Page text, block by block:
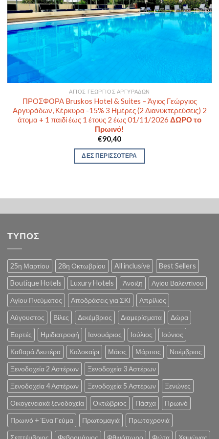
ΆΓΙΟΣ ΓΕΏΡΓΙΟΣ ΑΡΓΥΡΆΔΩΝ
ΠΡΟΣΦΟΡΑ Bruskos Hotel & Suites – Άγιος Γεώργιος
Αργυράδων, Κέρκυρα -15% 3 Ημέρες (2 Διανυκτερεύσεις) 2
άτομα + 1 παιδί έως 1 έτους 2 έως 01/11/2026 ΔΩΡΟ το
Πρωινό!
€90,40
ΔΕΣ ΠΕΡΙΣΣΟΤΕΡΑ
ΤΥΠΟΣ
25η Μαρτίου 28η Οκτωβρίου All inclusive Best Sellers
Boutique Hotels Luxury Hotels Άνοιξη Αγίου Βαλεντίνου
Αγίου Πνεύματος Αποδράσεις για ΣΚΙ Απρίλιος
Αύγουστος Βίλες Δεκέμβριος Διαμερίσματα Δώρα
Εορτές Ημιδιατροφή Ιανουάριος Ιούλιος Ιούνιος
Καθαρά Δευτέρα Καλοκαίρι Μάιος Μάρτιος Νοέμβριος
Ξενοδοχεία 2 Αστέρων Ξενοδοχεία 3 Αστέρων
Ξενοδοχεία 4 Αστέρων Ξενοδοχεία 5 Αστέρων Ξενώνες
Οικογενειακά ξενοδοχεία Οκτώβριος Πάσχα Πρωινό
Πρωινό + Ένα Γεύμα Πρωτομαγιά Πρωτοχρονιά